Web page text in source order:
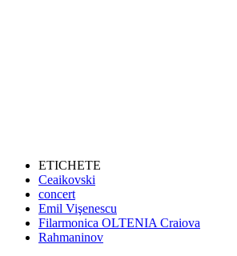
ETICHETE
Ceaikovski
concert
Emil Vişenescu
Filarmonica OLTENIA Craiova
Rahmaninov